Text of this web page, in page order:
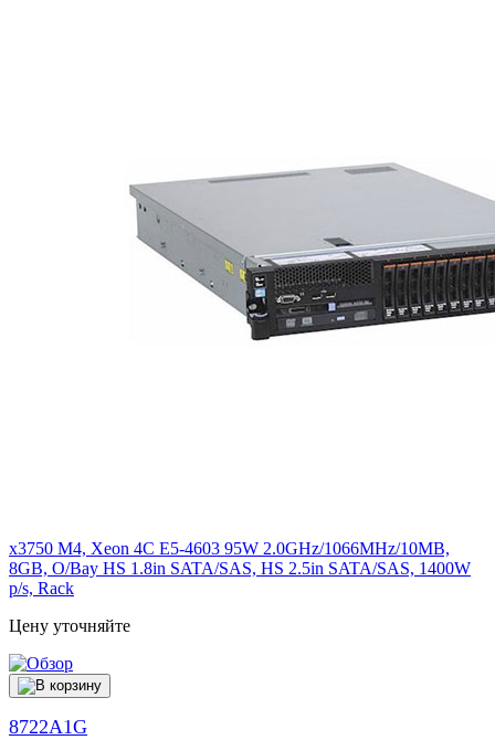
x3750 M4, Xeon 4C E5-4603 95W 2.0GHz/1066MHz/10MB,
8GB, O/Bay HS 1.8in SATA/SAS, HS 2.5in SATA/SAS, 1400W
p/s, Rack
Цену уточняйте
8722A1G